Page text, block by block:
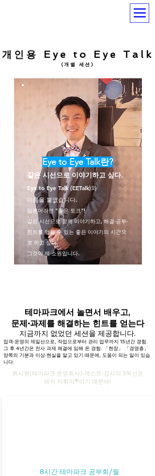
개인용 Eye to Eye Talk
(개별 세션)
Eye to Eye Talk란?
같은 시선으로 이야기하고 싶다.
Eye to Eye Talk (EETalk)와
이름을 붙였습니다.
일본어라면 "좋은 토크"!
같은 시선으로 함께 이야기하고, 해결·공부·
힌트를 얻을 수 있는 좋은 이야기의 시간으
로 하고 싶다.
그것이 제 소원입니다.
테마파크에서 놀면서 배우고,
문제·과제를 해결하는 힌트를 얻는다
지금까지 없었던 세션을 제공합니다.
접객·운영의 제일선으로, 작업으로부터 관리 업무까지 15년간 경험.
그 후 4년간은 전사 과제 해결에 임해 온 경험. 「현장」 「경영층」
양쪽의 기분과 이상·현실을 알고 있기 때문에, 도움이 되는 일이 있습
니다.
회사원(테마파크 운영회사)·게스트·강사의 3목선은
레저 지휘자®︎이기 때문에!
8시간 테마파크 공부회/월